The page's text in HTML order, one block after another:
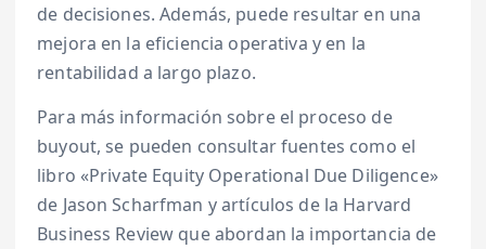
de decisiones. Además, puede resultar en una
mejora en la eficiencia operativa y en la
rentabilidad a largo plazo.
Para más información sobre el proceso de
buyout, se pueden consultar fuentes como el
libro «Private Equity Operational Due Diligence»
de Jason Scharfman y artículos de la Harvard
Business Review que abordan la importancia de